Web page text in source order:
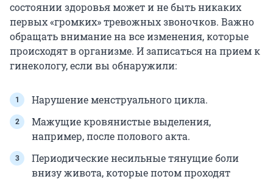
состоянии здоровья может и не быть никаких
первых «громких» тревожных звоночков. Важно
обращать внимание на все изменения, которые
происходят в организме. И записаться на прием к
гинекологу, если вы обнаружили:
Нарушение менструального цикла.
Мажущие кровянистые выделения,
например, после полового акта.
Периодические несильные тянущие боли
внизу живота, которые потом проходят